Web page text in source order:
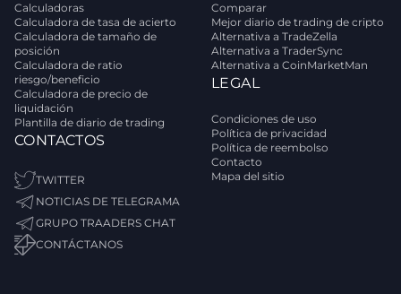
Calculadoras
Calculadora de tasa de acierto
Calculadora de tamaño de
posición
Calculadora de ratio
riesgo/beneficio
Calculadora de precio de
liquidación
Plantilla de diario de trading
CONTACTOS
TWITTER
NOTICIAS DE TELEGRAMA
GRUPO TRAADERS CHAT
CONTÁCTANOS
Comparar
Mejor diario de trading de cripto
Alternativa a TradeZella
Alternativa a TraderSync
Alternativa a CoinMarketMan
LEGAL
Condiciones de uso
Política de privacidad
Política de reembolso
Contacto
Mapa del sitio